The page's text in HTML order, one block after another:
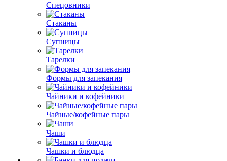
Спецовники
Стаканы
Супницы
Тарелки
Формы для запекания
Чайники и кофейники
Чайные/кофейные пары
Чаши
Чашки и блюдца